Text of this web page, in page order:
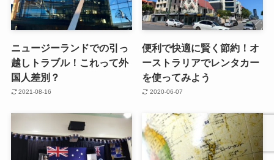
ニュージーランドでの引っ
越しトラブル！これって外
国人差別？
2021-08-16
便利で快適に賢く節約！オ
ーストラリアでレンタカー
を使ってみよう
2020-06-07